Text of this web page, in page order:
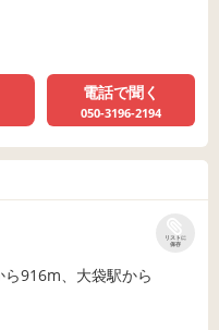
電話で聞く
050-3196-2194
リストに
保存
916m、大袋駅から